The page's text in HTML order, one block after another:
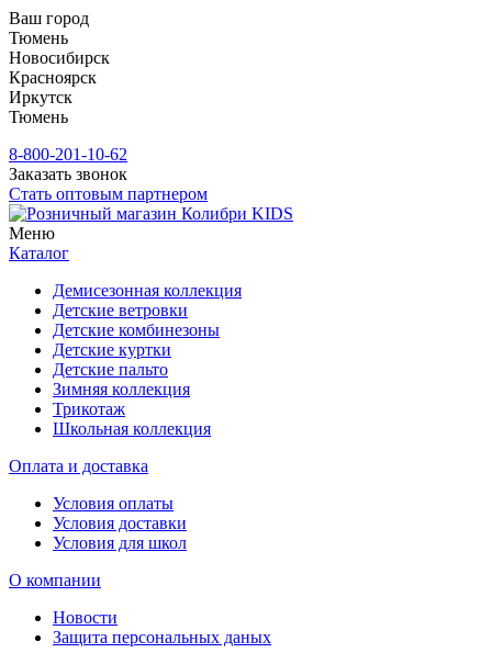
Ваш город
Тюмень
Новосибирск
Красноярск
Иркутск
Тюмень
8-800-201-10-62
Заказать звонок
Стать оптовым партнером
Меню
Каталог
Демисезонная коллекция
Детские ветровки
Детские комбинезоны
Детские куртки
Детские пальто
Зимняя коллекция
Трикотаж
Школьная коллекция
Оплата и доставка
Условия оплаты
Условия доставки
Условия для школ
О компании
Новости
Защита персональных даных